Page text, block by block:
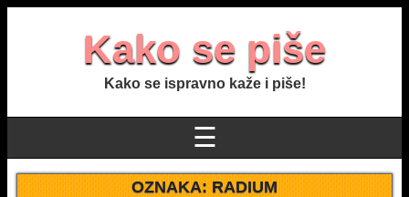
Kako se piše
Kako se ispravno kaže i piše!
☰
OZNAKA:RADIUM